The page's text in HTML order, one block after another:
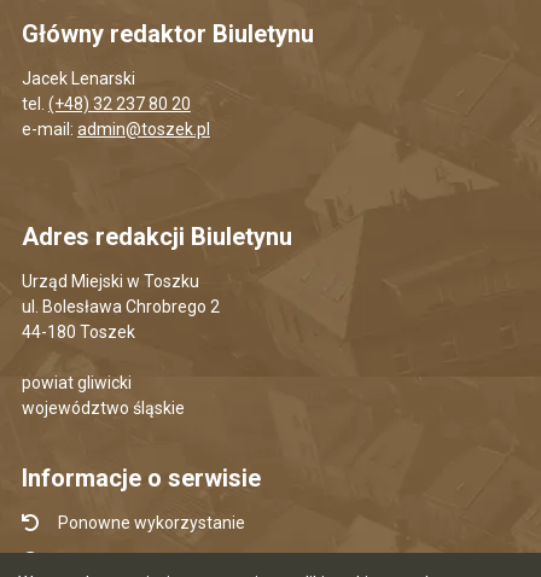
Główny redaktor Biuletynu
Jacek Lenarski
tel. (+48) 32 237 80 20
e-mail: admin@toszek.pl
Adres redakcji Biuletynu
Urząd Miejski w Toszku
ul. Bolesława Chrobrego 2
44-180 Toszek
powiat gliwicki
województwo śląskie
Informacje o serwisie
Ponowne wykorzystanie